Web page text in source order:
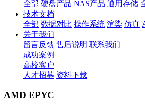
全部 硬盘产品 NAS产品 通用存储
技术文档
全部 数据对比 操作系统 渲染 仿真
关于我们
留言反馈 售后说明 联系我们
成功案例
高校客户
人才招募 资料下载
AMD EPYC